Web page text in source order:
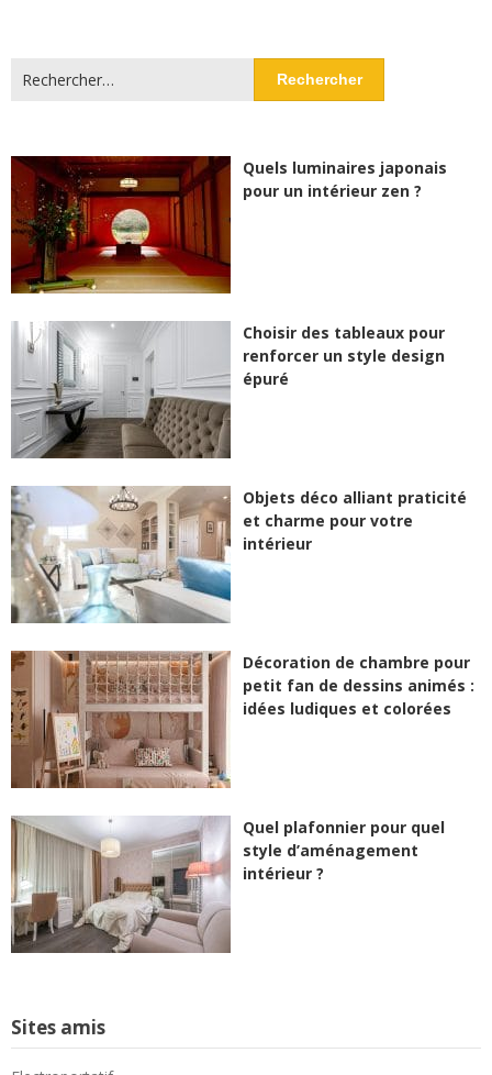
Rechercher :
Quels luminaires japonais
pour un intérieur zen ?
Choisir des tableaux pour
renforcer un style design
épuré
Objets déco alliant praticité
et charme pour votre
intérieur
Décoration de chambre pour
petit fan de dessins animés :
idées ludiques et colorées
Quel plafonnier pour quel
style d’aménagement
intérieur ?
Sites amis